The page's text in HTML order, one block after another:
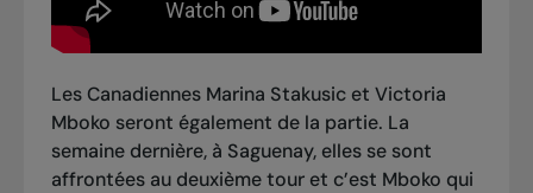
Les Canadiennes Marina Stakusic et Victoria
Mboko seront également de la partie. La
semaine dernière, à Saguenay, elles se sont
affrontées au deuxième tour et c’est Mboko qui